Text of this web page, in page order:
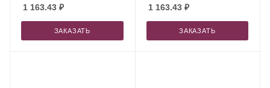
1 163.43 ₽
ЗАКАЗАТЬ
1 163.43₽
ЗАКАЗАТЬ